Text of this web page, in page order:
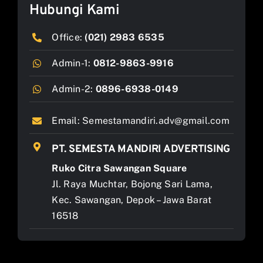
Hubungi Kami
Office: (021) 2983 6535
Admin-1: 0812-9863-9916
Admin-2: 0896-6938-0149
Email: Semestamandiri.adv@gmail.com
PT. SEMESTA MANDIRI ADVERTISING
Ruko Citra Sawangan Square
Jl. Raya Muchtar, Bojong Sari Lama,
Kec. Sawangan, Depok – Jawa Barat
16518